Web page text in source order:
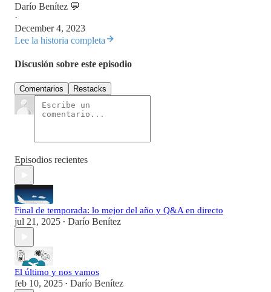
Darío Benítez 💬
·
December 4, 2023
Lee la historia completa
Discusión sobre este episodio
Comentarios Restacks
Episodios recientes
Final de temporada: lo mejor del año y Q&A en directo
jul 21, 2025 • Darío Benítez
El último y nos vamos
feb 10, 2025 • Darío Benítez